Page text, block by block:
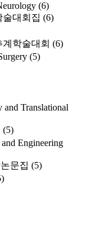
(6)
술대회집 (6)
학술대회 (6)
(5)
and Translational
(5)
Engineering
문집 (5)